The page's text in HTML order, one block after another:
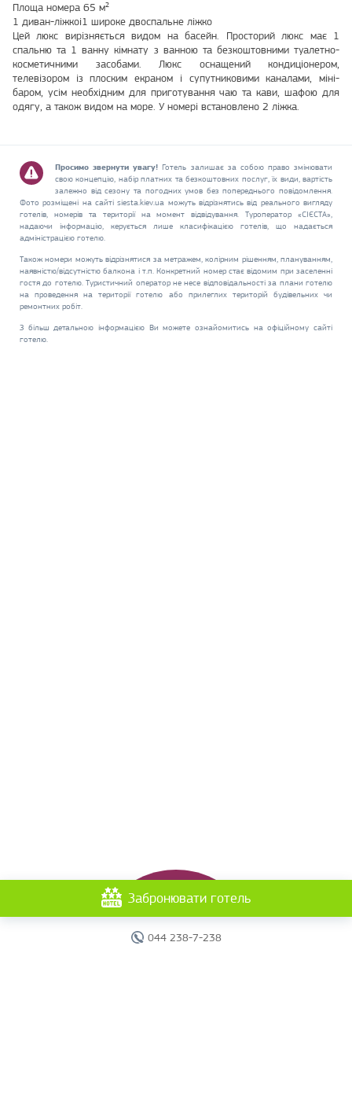
Площа номера 65 м²
1 диван-ліжкоі1 широке двоспальне ліжко
Цей люкс вирізняється видом на басейн. Просторий люкс має 1
спальню та 1 ванну кімнату з ванною та безкоштовними туалетно-
косметичними засобами. Люкс оснащений кондиціонером,
телевізором із плоским екраном і супутниковими каналами, міні-
баром, усім необхідним для приготування чаю та кави, шафою для
одягу, а також видом на море. У номері встановлено 2 ліжка.
Просимо звернути увагу! Готель залишає за собою право змінювати
свою концепцію, набір платних та безкоштовних послуг, їх види, вартість
залежно від сезону та погодних умов без попереднього повідомлення.
Фото розміщені на сайті siesta.kiev.ua можуть відрізнятись від реального вигляду
готелів, номерів та території на момент відвідування. Туроператор «СІЄСТА»,
надаючи інформацію, керується лише класифікацією готелів, що надається
адміністрацією готелю.
Також номери можуть відрізнятися за метражем, колірним рішенням, плануванням,
наявністю/відсутністю балкона і т.п. Конкретний номер стає відомим при заселенні
гостя до готелю. Туристичний оператор не несе відповідальності за плани готелю
на проведення на території готелю або прилеглих територій будівельних чи
ремонтних робіт.
З більш детальною інформацією Ви можете ознайомитись на офіційному сайті
готелю.
044 238-7-238
Забронювати готель